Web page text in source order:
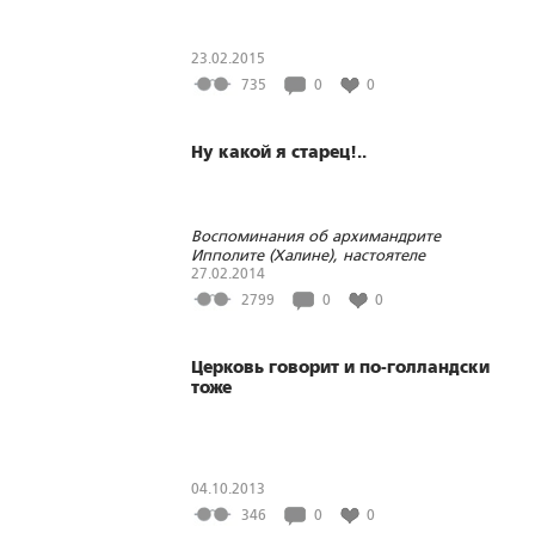
23.02.2015
735
0 0
Ну какой я старец!..
Воспоминания об архимандрите
Ипполите (Халине), настоятеле
Рыльского Свято-Николаевского
монастыря
27.02.2014
2799
0 0
Церковь говорит и по-голландски
тоже
04.10.2013
346
0 0